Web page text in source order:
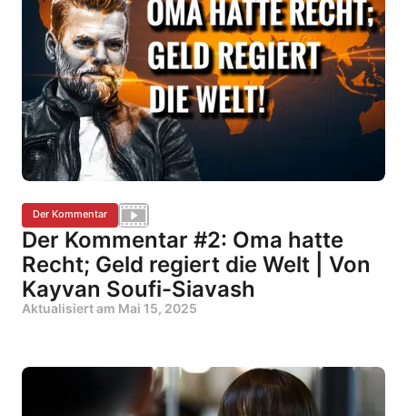
Der Kommentar
Der Kommentar #2: Oma hatte
Recht; Geld regiert die Welt | Von
Kayvan Soufi-Siavash
Aktualisiert am Mai 15, 2025